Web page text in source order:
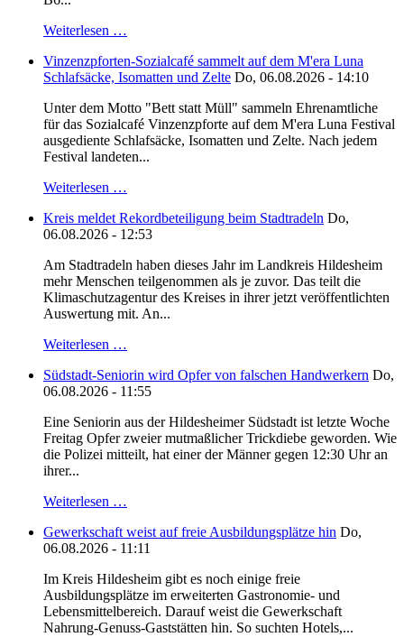
Weiterlesen …
Vinzenzpforten-Sozialcafé sammelt auf dem M'era Luna
Schlafsäcke, Isomatten und Zelte Do, 06.08.2026 - 14:10
Unter dem Motto "Bett statt Müll" sammeln Ehrenamtliche
für das Sozialcafé Vinzenzpforte auf dem M'era Luna Festival
ausgediente Schlafsäcke, Isomatten und Zelte. Nach jedem
Festival landeten...
Weiterlesen …
Kreis meldet Rekordbeteiligung beim Stadtradeln Do,
06.08.2026 - 12:53
Am Stadtradeln haben dieses Jahr im Landkreis Hildesheim
mehr Menschen teilgenommen als je zuvor. Das teilt die
Klimaschutzagentur des Kreises in ihrer jetzt veröffentlichten
Auswertung mit. An...
Weiterlesen …
Südstadt-Seniorin wird Opfer von falschen Handwerkern Do,
06.08.2026 - 11:55
Eine Seniorin aus der Hildesheimer Südstadt ist letzte Woche
Freitag Opfer zweier mutmaßlicher Trickdiebe geworden. Wie
die Polizei mitteilt, hat einer der Männer gegen 12:30 Uhr an
ihrer...
Weiterlesen …
Gewerkschaft weist auf freie Ausbildungsplätze hin Do,
06.08.2026 - 11:11
Im Kreis Hildesheim gibt es noch einige freie
Ausbildungsplätze im erweiterten Gastronomie- und
Lebensmittelbereich. Darauf weist die Gewerkschaft
Nahrung-Genuss-Gaststätten hin. So suchten Hotels,...